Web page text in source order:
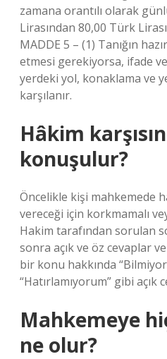
zamana orantılı olarak
Lirasından 80,00 Türk
MADDE 5 – (1) Tanığın
etmesi gerekiyorsa, ifade
yerdeki yol, konaklama ve
karşılanır.
Hâkim
konuşulur?
Öncelikle kişi mahkemede
vereceği için korkmamalı
Hakim tarafından sorulan
sonra açık ve öz cevaplar
bir konu hakkında
“Hatırlamıyorum” gibi
Mahkemeye
ne olur?